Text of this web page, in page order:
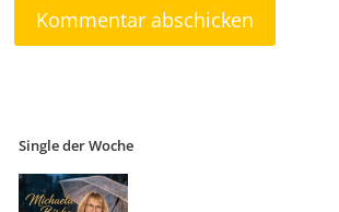
Single der Woche